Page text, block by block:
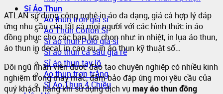
Sỉ Áo Thun
Áo thun trơn giá sỉ
Áo Thun Cotton Sỉ
Sỉ áo thun Polo giá sỉ
Sỉ áo thun cá sấu giá rẻ
Sỉ áo thun tay lỡ
Áo thun trơn trắng
Sỉ Áo Thun 4 Chiều
ATLAN sử dụng công nghệ in áo đa dạng, giá cả hợp lý đáp
ứng nhu cầu của tất cả mọi người với các hình thức in áo
đồng phục cho các bạn lựa chọn như: in nhiệt, in lụa áo thun,
áo thun in decal, in cao su, in áo thun kỹ thuật số…
Đội ngũ nhân viên được đào tạo chuyên nghiệp có nhiều kinh
nghiệm trong may mặc, đảm bảo đáp ứng mọi yêu cầu của
quý khách hàng khi sử dụng dịch vụ may áo thun đồng